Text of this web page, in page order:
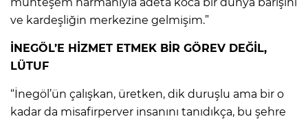
ve kardeşliğin merkezine gelmişim.”
İNEGÖL’E HİZMET ETMEK BİR GÖREV DEĞİL,
LÜTUF
“İnegöl’ün çalışkan, üretken, dik duruşlu ama bir o
kadar da misafirperver insanını tanıdıkça, bu şehre